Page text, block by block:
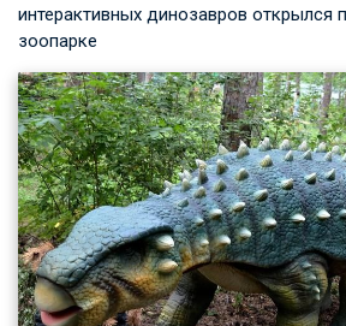
интерактивных динозавров открылся
зоопарке